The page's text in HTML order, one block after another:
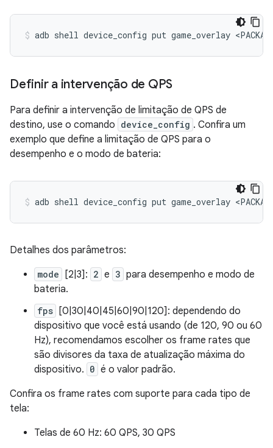
adb shell device_config put game_overlay
Definir a intervenção de QPS
​​Para definir a intervenção de limitação de QPS de
destino, use o comando device_config . Confira um
exemplo que define a limitação de QPS para o
desempenho e o modo de bateria:
adb shell device_config put game_overlay
Detalhes dos parâmetros:
mode [2|3]: 2 e 3 para desempenho e modo de
bateria.
fps
[0|30|40|45|60|90|120]: dependendo do
dispositivo que você está usando (de 120, 90 ou 60
Hz), recomendamos escolher os frame rates que
são divisores da taxa de atualização máxima do
dispositivo. 0 é o valor padrão.
Confira os frame rates com suporte para cada tipo de
tela:
Telas de 60 Hz: 60 QPS, 30 QPS